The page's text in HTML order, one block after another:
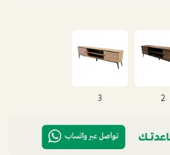
2
3